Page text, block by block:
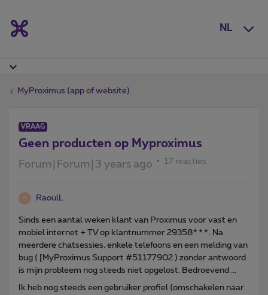
NL
MyProximus (app of website)
VRAAG
Geen producten op Myproximus
Forum|Forum|3 years ago 17 reacties
R RaoulL
Sinds een aantal weken klant van Proximus voor vast en
mobiel internet + TV op klantnummer 29358***. Na
meerdere chatsessies, enkele telefoons en een melding van
bug ( [MyProximus Support #51177902 ) zonder antwoord
is mijn probleem nog steeds niet opgelost. Bedroevend ...
Ik heb nog steeds een gebruiker profiel (omschakelen naar